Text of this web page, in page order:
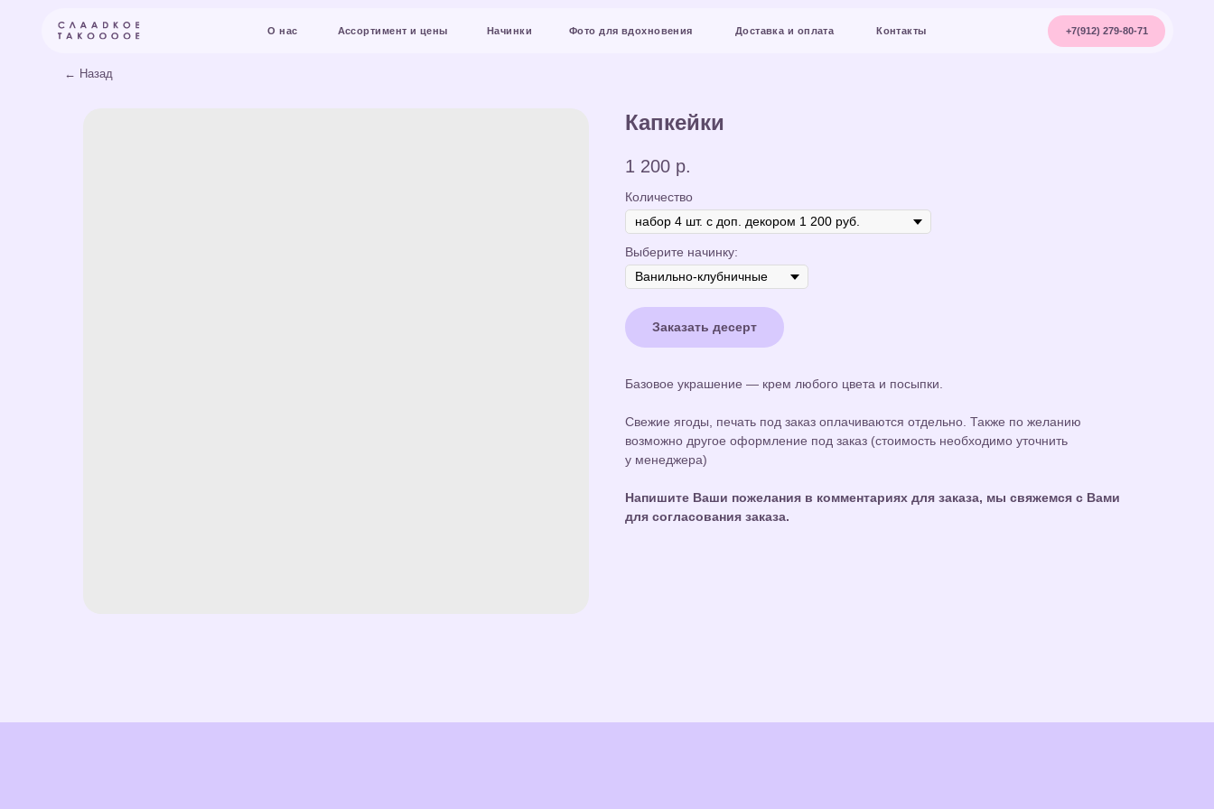
Ассортимент и цены Фото для вдохновения Доставка и оплата Контакты
Начинки
Капкейки
1 200 р.
Количество
Выберите начинку:
Заказать десерт
Базовое украшение — крем любого цвета и посыпки.
Свежие ягоды, печать под заказ оплачиваются отдельно. Также по желанию
возможно другое оформление под заказ (стоимость необходимо уточнить
у менеджера)
Напишите Ваши пожелания в комментариях для заказа, мы свяжемся с Вами
для согласования заказа.